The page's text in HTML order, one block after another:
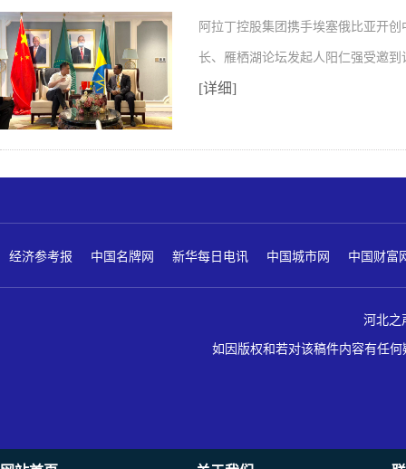
阿拉丁控股集团携手埃塞俄比亚开
长、雁栖湖论坛发起人阳仁强受邀
[详细]
经济参考报 中国名牌网 新华每日电讯 中国城市网 中国财富
河北之
如因版权和若对该稿件内容有任